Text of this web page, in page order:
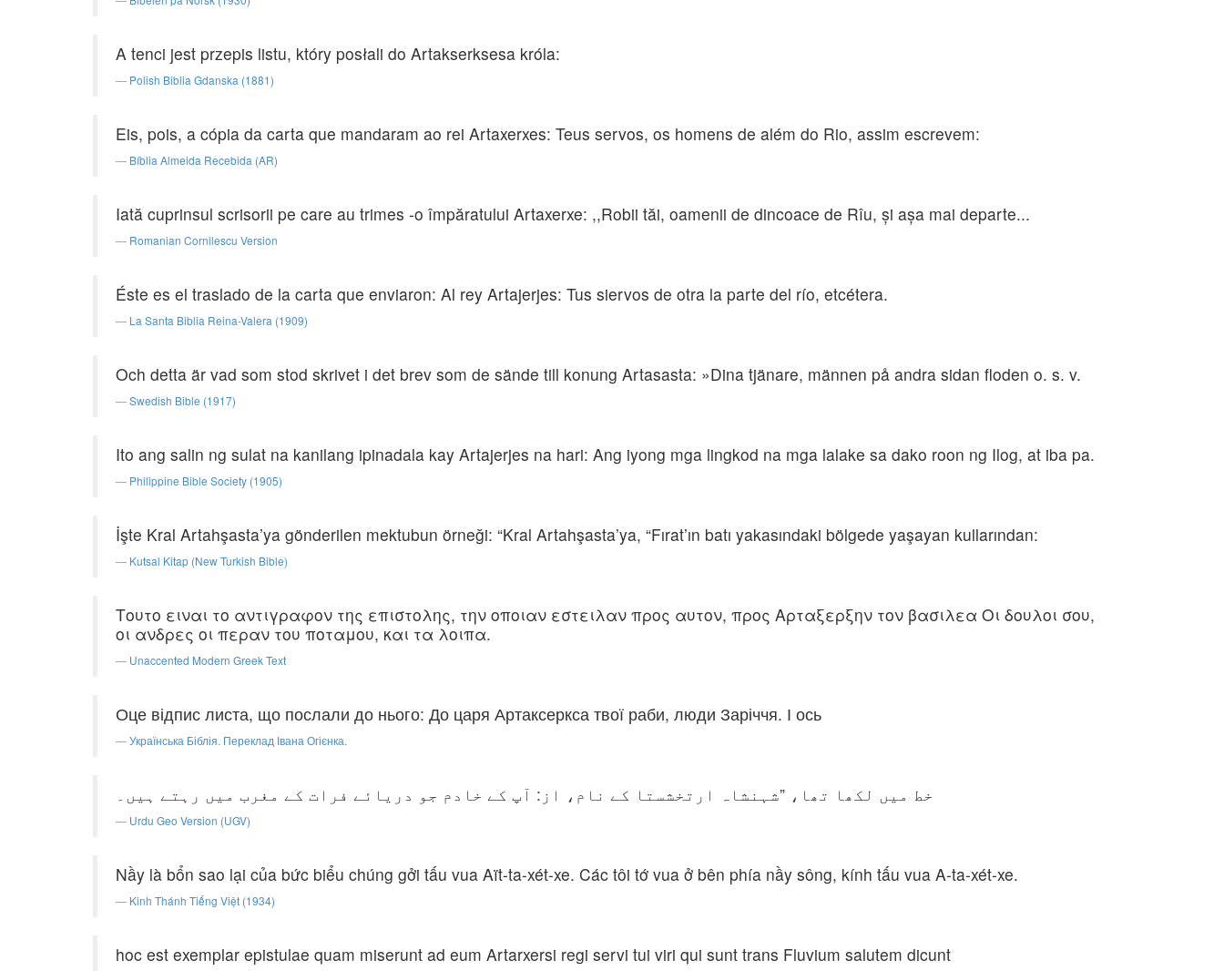
A tenci jest przepis listu, który posłali do Artakserksesa króla:
Polish Biblia Gdanska (1881)
Eis, pois, a cópia da carta que mandaram ao rei Artaxerxes: Teus servos, os homens de além do Rio, assim escrevem:
Bíblia Almeida Recebida (AR)
Iată cuprinsul scrisorii pe care au trimes -o împăratului Artaxerxe: ,,Robii tăi, oamenii de dincoace de Rîu, şi aşa mai departe...
Romanian Cornilescu Version
Éste es el traslado de la carta que enviaron: Al rey Artajerjes: Tus siervos de otra la parte del río, etcétera.
La Santa Biblia Reina-Valera (1909)
Och detta är vad som stod skrivet i det brev som de sände till konung Artasasta: »Dina tjänare, männen på andra sidan floden o. s. v.
Swedish Bible (1917)
Ito ang salin ng sulat na kanilang ipinadala kay Artajerjes na hari: Ang iyong mga lingkod na mga lalake sa dako roon ng Ilog, at iba pa.
Philippine Bible Society (1905)
İşte Kral Artahşasta’ya gönderilen mektubun örneği: “Kral Artahşasta’ya, “Fırat’ın batı yakasındaki bölgede yaşayan kullarından:
Kutsal Kitap (New Turkish Bible)
Τουτο ειναι το αντιγραφον της επιστολης, την οποιαν εστειλαν προς αυτον, προς Αρταξερξην τον βασιλεα Οι δουλοι σου,
οι ανδρες οι περαν του ποταμου, και τα λοιπα.
Unaccented Modern Greek Text
Оце відпис листа, що послали до нього: До царя Артаксеркса твої раби, люди Заріччя. І ось
Українська Біблія. Переклад Івана Огієнка.
خط میں لکھا تھا، ”شہنشاہ ارتخشستا کے نام، از: آپ کے خادم جو دریائے فرات کے مغرب میں رہتے ہیں۔
Urdu Geo Version (UGV)
Nầy là bổn sao lại của bức biểu chúng gởi tấu vua Aït-ta-xét-xe. Các tôi tớ vua ở bên phía nầy sông, kính tấu vua A-ta-xét-xe.
Kinh Thánh Tiếng Việt (1934)
hoc est exemplar epistulae quam miserunt ad eum Artarxersi regi servi tui viri qui sunt trans Fluvium salutem dicunt